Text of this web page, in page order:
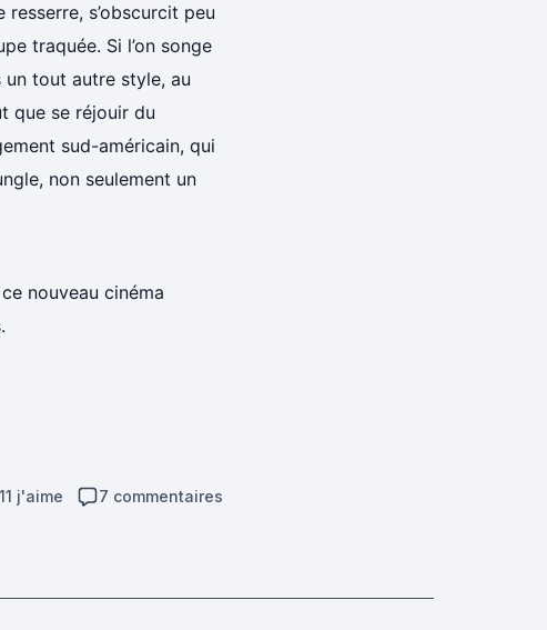
resserre, s’obscurcit peu
traquée. Si l’on songe
tout autre style, au
que se réjouir du
sud-américain, qui
non seulement un
nouveau cinéma
11 j'aime 7 commentaires